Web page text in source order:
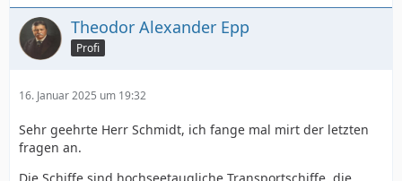
Theodor Alexander Epp
Profi
16. Januar 2025 um 19:32
Sehr geehrte Herr Schmidt, ich fange mal mirt der letzten
fragen an.